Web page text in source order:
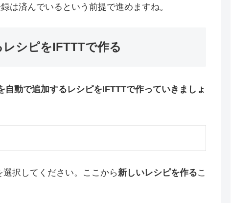
は済んでいるという前提で進めますね。
シピをIFTTTで作る
動で追加するレシピをIFTTTで作っていきましょ
択してください。ここから 新しいレシピを作るこ